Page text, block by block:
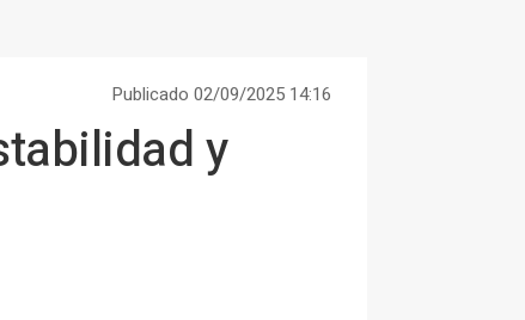
Publicado 02/09/2025 14:16
y